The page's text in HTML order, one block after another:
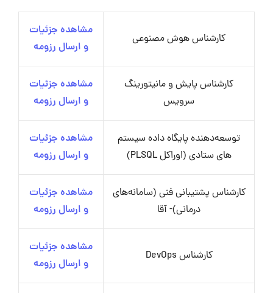
کارشناس هوش مصنوعی
مشاهده جزئیات
و ارسال رزومه
کارشناس پایش و مانیتورینگ
سرویس
مشاهده جزئیات
و ارسال رزومه
توسعه‌دهنده پایگاه داده سیستم
های ستادی (اوراکل PLSQL)
مشاهده جزئیات
و ارسال رزومه
کارشناس پشتیبانی فنی (سامانه‌های
درمانی)- آقا
مشاهده جزئیات
و ارسال رزومه
کارشناس DevOps
مشاهده جزئیات
و ارسال رزومه